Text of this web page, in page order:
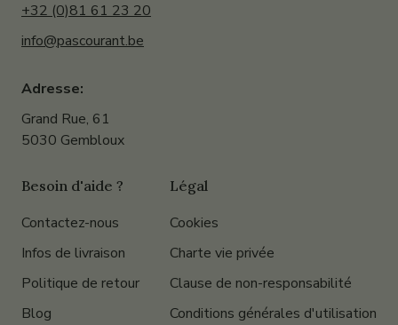
+32 (0)81 61 23 20
info@pascourant.be
Adresse:
Grand Rue, 61
5030 Gembloux
Besoin d'aide ?
Contactez-nous
Infos de livraison
Politique de retour
Blog
Légal
Cookies
Charte vie privée
Clause de non-responsabilité
Conditions générales d'utilisation